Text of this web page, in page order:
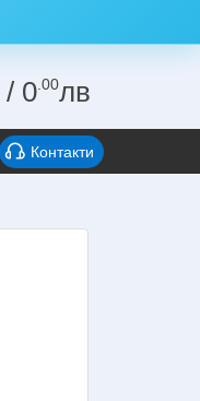
/ 0.00лв
Контакти